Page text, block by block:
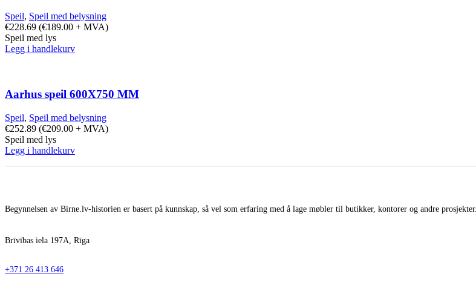
Speil, Speil med belysning
€228.69 (€189.00 + MVA)
Speil med lys
Legg i handlekurv
Aarhus speil 600X750 MM
Speil, Speil med belysning
€252.89 (€209.00 + MVA)
Speil med lys
Legg i handlekurv
Begynnelsen av Birne.lv-historien er basert på kunnskap, så vel som erfaring med å lage møbler til butikker, kontorer og andre prosjekter.
Brīvības iela 197A, Rīga
+371 26 413 646